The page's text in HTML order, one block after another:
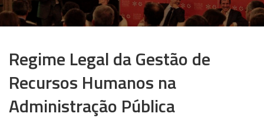
Regime Legal da Gestão de
Recursos Humanos na
Administração Pública